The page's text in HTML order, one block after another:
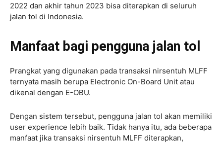
2022 dan akhir tahun 2023 bisa diterapkan di seluruh
jalan tol di Indonesia.
Manfaat bagi pengguna jalan tol
Prangkat yang digunakan pada transaksi nirsentuh MLFF
ternyata masih berupa Electronic On-Board Unit atau
dikenal dengan E-OBU.
Dengan sistem tersebut, pengguna jalan tol akan memiliki
user experience lebih baik. Tidak hanya itu, ada beberapa
manfaat jika transaksi nirsentuh MLFF diterapkan,